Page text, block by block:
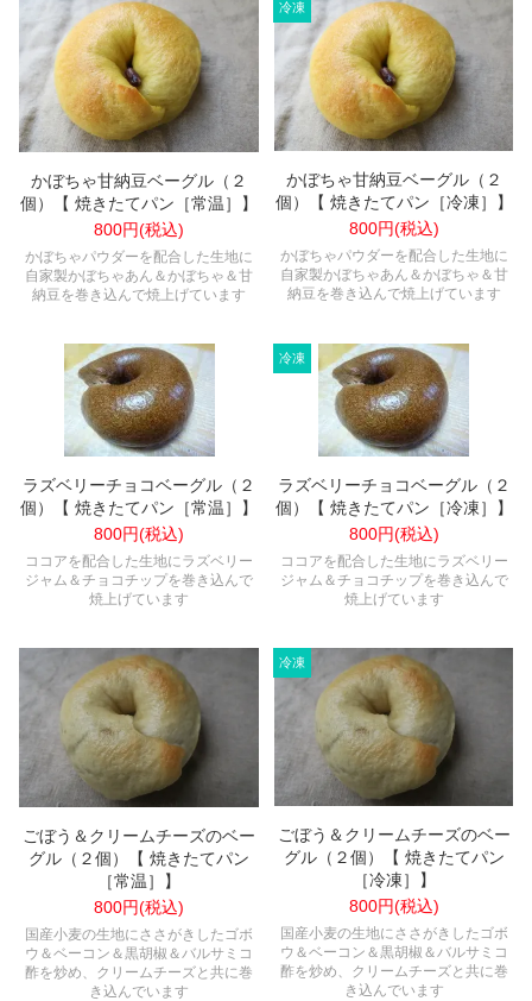
かぼちゃ甘納豆ベーグル（２
個）【 焼きたてパン［常温］】
800円(税込)
かぼちゃパウダーを配合した生地に
自家製かぼちゃあん＆かぼちゃ＆甘
納豆を巻き込んで焼上げています
かぼちゃ甘納豆ベーグル（２
個）【 焼きたてパン［冷凍］】
800円(税込)
かぼちゃパウダーを配合した生地に
自家製かぼちゃあん＆かぼちゃ＆甘
納豆を巻き込んで焼上げています
ラズベリーチョコベーグル（２
個）【 焼きたてパン［常温］】
800円(税込)
ココアを配合した生地にラズベリー
ジャム＆チョコチップを巻き込んで
焼上げています
ラズベリーチョコベーグル（２
個）【 焼きたてパン［冷凍］】
800円(税込)
ココアを配合した生地にラズベリー
ジャム＆チョコチップを巻き込んで
焼上げています
ごぼう＆クリームチーズのベー
グル（２個）【 焼きたてパン
［常温］】
800円(税込)
国産小麦の生地にささがきしたゴボ
ウ＆ベーコン＆黒胡椒＆バルサミコ
酢を炒め、クリームチーズと共に巻
き込んでいます
ごぼう＆クリームチーズのベー
グル（２個）【 焼きたてパン
［冷凍］】
800円(税込)
国産小麦の生地にささがきしたゴボ
ウ＆ベーコン＆黒胡椒＆バルサミコ
酢を炒め、クリームチーズと共に巻
き込んでいます